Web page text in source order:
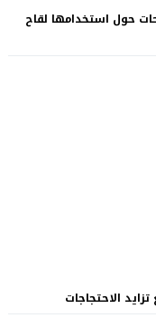
حول استخدامها لقاح
الاحتجاجات